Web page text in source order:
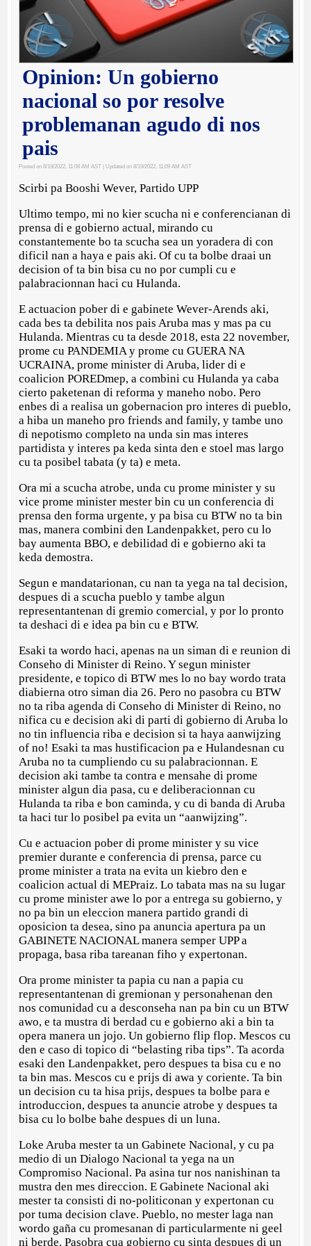
Opinion: Un gobierno
nacional so por resolve
problemanan agudo di nos
pais
Posted on 8/19/2022, 11:08 AM AST | Updated on 8/19/2022, 11:09 AM AST
Scirbi pa Booshi Wever, Partido UPP
Ultimo tempo, mi no kier scucha ni e conferencianan di
prensa di e gobierno actual, mirando cu
constantemente bo ta scucha sea un yoradera di con
dificil nan a haya e pais aki. Of cu ta bolbe draai un
decision of ta bin bisa cu no por cumpli cu e
palabracionnan haci cu Hulanda.
E actuacion pober di e gabinete Wever-Arends aki,
cada bes ta debilita nos pais Aruba mas y mas pa cu
Hulanda. Mientras cu ta desde 2018, esta 22 november,
prome cu PANDEMIA y prome cu GUERA NA
UCRAINA, prome minister di Aruba, lider di e
coalicion POREDmep, a combini cu Hulanda ya caba
cierto paketenan di reforma y maneho nobo. Pero
enbes di a realisa un gobernacion pro interes di pueblo,
a hiba un maneho pro friends and family, y tambe uno
di nepotismo completo na unda sin mas interes
partidista y interes pa keda sinta den e stoel mas largo
cu ta posibel tabata (y ta) e meta.
Ora mi a scucha atrobe, unda cu prome minister y su
vice prome minister mester bin cu un conferencia di
prensa den forma urgente, y pa bisa cu BTW no ta bin
mas, manera combini den Landenpakket, pero cu lo
bay aumenta BBO, e debilidad di e gobierno aki ta
keda demostra.
Segun e mandatarionan, cu nan ta yega na tal decision,
despues di a scucha pueblo y tambe algun
representantenan di gremio comercial, y por lo pronto
ta deshaci di e idea pa bin cu e BTW.
Esaki ta wordo haci, apenas na un siman di e reunion di
Conseho di Minister di Reino. Y segun minister
presidente, e topico di BTW mes lo no bay wordo trata
diabierna otro siman dia 26. Pero no pasobra cu BTW
no ta riba agenda di Conseho di Minister di Reino, no
nifica cu e decision aki di parti di gobierno di Aruba lo
no tin influencia riba e decision si ta haya aanwijzing
of no! Esaki ta mas hustificacion pa e Hulandesnan cu
Aruba no ta cumpliendo cu su palabracionnan. E
decision aki tambe ta contra e mensahe di prome
minister algun dia pasa, cu e deliberacionnan cu
Hulanda ta riba e bon caminda, y cu di banda di Aruba
ta haci tur lo posibel pa evita un “aanwijzing”.
Cu e actuacion pober di prome minister y su vice
premier durante e conferencia di prensa, parce cu
prome minister a trata na evita un kiebro den e
coalicion actual di MEPraiz. Lo tabata mas na su lugar
cu prome minister awe lo por a entrega su gobierno, y
no pa bin un eleccion manera partido grandi di
oposicion ta desea, sino pa anuncia apertura pa un
GABINETE NACIONAL manera semper UPP a
propaga, basa riba tareanan fiho y expertonan.
Ora prome minister ta papia cu nan a papia cu
representantenan di gremionan y personahenan den
nos comunidad cu a desconseha nan pa bin cu un BTW
awo, e ta mustra di berdad cu e gobierno aki a bin ta
opera manera un jojo. Un gobierno flip flop. Mescos cu
den e caso di topico di “belasting riba tips”. Ta acorda
esaki den Landenpakket, pero despues ta bisa cu e no
ta bin mas. Mescos cu e prijs di awa y coriente. Ta bin
un decision cu ta hisa prijs, despues ta bolbe para e
introduccion, despues ta anuncie atrobe y despues ta
bisa cu lo bolbe bahe despues di un luna.
Loke Aruba mester ta un Gabinete Nacional, y cu pa
medio di un Dialogo Nacional ta yega na un
Compromiso Nacional. Pa asina tur nos nanishinan ta
mustra den mes direccion. E Gabinete Nacional aki
mester ta consisti di no-politiconan y expertonan cu
por tuma decision clave. Pueblo, no mester laga nan
wordo gaña cu promesanan di particularmente ni geel
ni berde. Pasobra cua gobierno cu sinta despues di un